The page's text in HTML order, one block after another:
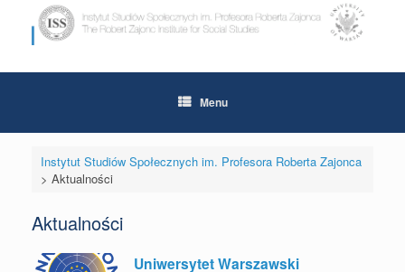
content
Menu
Instytut Studiów Społecznych im. Profesora Roberta Zajonca
> Aktualności
Aktualności
Uniwersytet Warszawski